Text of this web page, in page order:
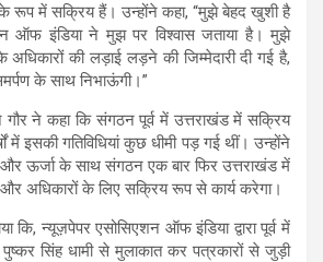
के रूप में सक्रिय हैं। उन्होंने कहा, “मुझे बेहद खुशी है
ऑफ इंडिया ने मुझ पर विश्वास जताया है। मुझे
अधिकारों की लड़ाई लड़ने की जिम्मेदारी दी गई है,
के साथ निभाऊंगी।”
गौर ने कहा कि संगठन पूर्व में उत्तराखंड में सक्रिय
में इसकी गतिविधियां कुछ धीमी पड़ गई थीं। उन्होंने
ऊर्जा के साथ संगठन एक बार फिर उत्तराखंड में
और अधिकारों के लिए सक्रिय रूप से कार्य करेगा।
कि, न्यूज़पेपर एसोसिएशन ऑफ इंडिया द्वारा पूर्व में
सिंह धामी से मुलाकात कर पत्रकारों से जुड़ी